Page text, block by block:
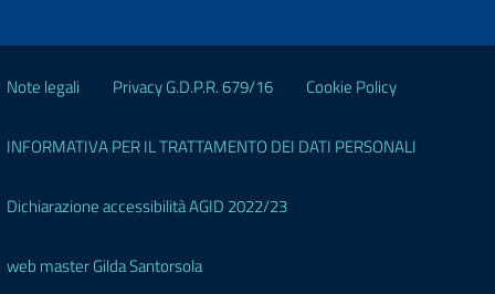
Note legali Privacy G.D.P.R. 679/16 Cookie Policy
INFORMATIVA PER IL TRATTAMENTO DEI DATI PERSONALI
Dichiarazione accessibilità AGID 2022/23
web master Gilda Santorsola